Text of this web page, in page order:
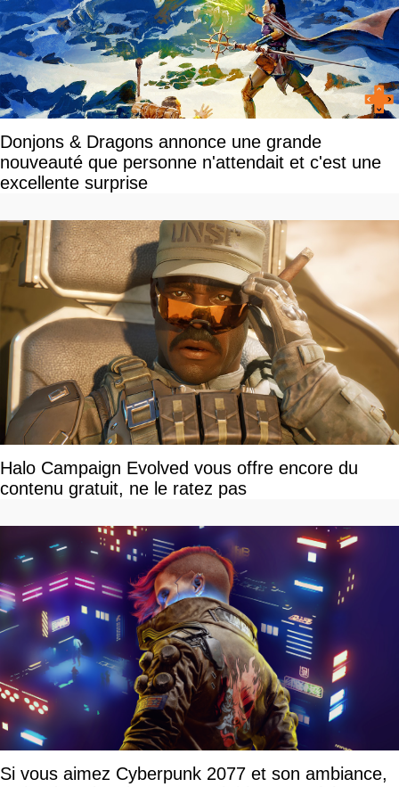
Donjons & Dragons annonce une grande
nouveauté que personne n'attendait et c'est une
excellente surprise
Halo Campaign Evolved vous offre encore du
contenu gratuit, ne le ratez pas
Si vous aimez Cyberpunk 2077 et son ambiance,